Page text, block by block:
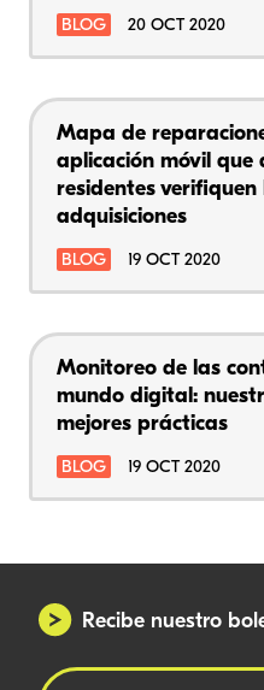
BLOG 20 OCT 2020
Mapa de
aplicación móvil que
residentes verifiquen
adquisiciones
BLOG 19 OCT 2020
Monitoreo de las
mundo digital:
mejores prácticas
BLOG 19 OCT 2020
Recibe nuestro